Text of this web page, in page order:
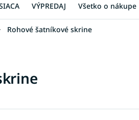
VÝPREDAJ Všetko o nákupe
Rohové šatníkové skrine